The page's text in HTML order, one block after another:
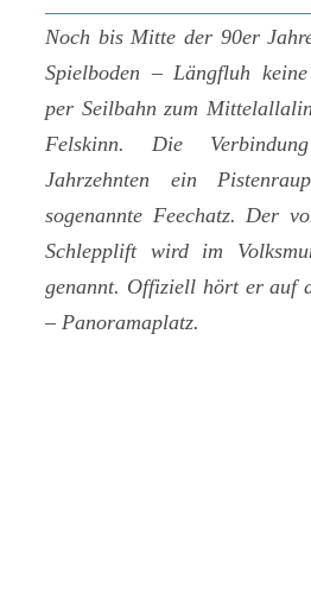
Noch bis Mitte der 90er
Spielboden – Längfluh
per Seilbahn zum
Felskinn. Die
Jahrzehnten ein
sogenannte Feechatz. Der
Schlepplift wird im
genannt. Offiziell hört er auf
– Panoramaplatz.